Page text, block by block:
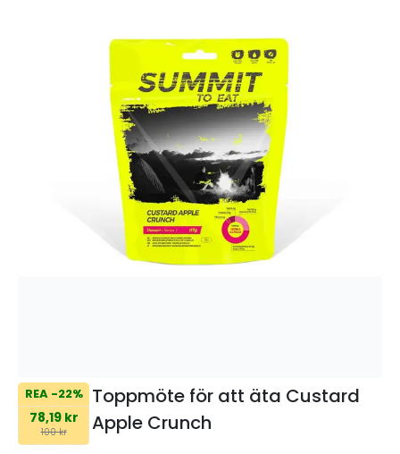
REA -22%
78,19 kr
100 kr
Toppmöte för att äta Custard
Apple Crunch